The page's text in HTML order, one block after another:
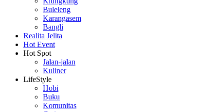
Buleleng
Karangasem
Bangli
Realita Jelita
Hot Event
Hot Spot
Jalan-jalan
Kuliner
LifeStyle
Hobi
Buku
Komunitas